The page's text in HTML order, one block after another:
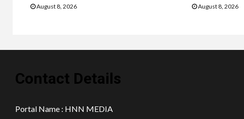
August 8, 2026 August 8, 2026
Contact Details
Portal Name : HNN MEDIA